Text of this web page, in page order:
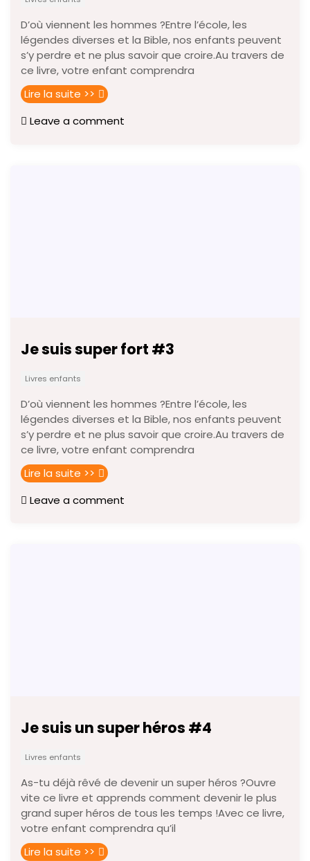
D’où viennent les hommes ?Entre l’école, les
légendes diverses et la Bible, nos enfants peuvent
s’y perdre et ne plus savoir que croire.Au travers de
ce livre, votre enfant comprendra
Lire la suite >>
Leave a comment
Je suis super fort #3
Livres enfants
D’où viennent les hommes ?Entre l’école, les
légendes diverses et la Bible, nos enfants peuvent
s’y perdre et ne plus savoir que croire.Au travers de
ce livre, votre enfant comprendra
Lire la suite >>
Leave a comment
Je suis un super héros #4
Livres enfants
As-tu déjà rêvé de devenir un super héros ?Ouvre
vite ce livre et apprends comment devenir le plus
grand super héros de tous les temps !Avec ce livre,
votre enfant comprendra qu’il
Lire la suite >>